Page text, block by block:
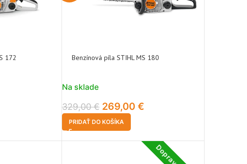
172 Benzínová píla STIHL MS 180
Na sklade
329,00€ 269,00 €
PRIDAŤ DO KOŠÍKA